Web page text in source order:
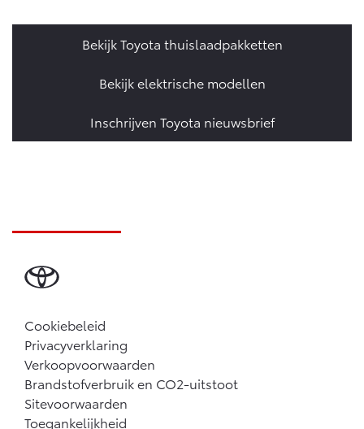
Bekijk Toyota thuislaadpakketten
Bekijk elektrische modellen
Inschrijven Toyota nieuwsbrief
Cookiebeleid
Privacyverklaring
Verkoopvoorwaarden
Brandstofverbruik en CO2-uitstoot
Sitevoorwaarden
Toegankelijkheid